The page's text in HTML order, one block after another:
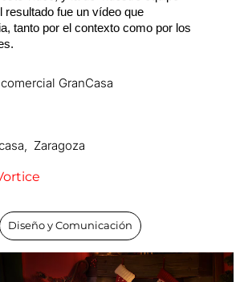
resultado fue un vídeo que
tanto por el contexto como por los
.
GranCasa
Zaragoza
Diseño y Comunicación